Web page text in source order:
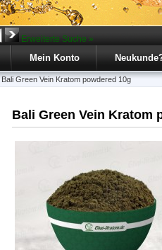
Erweiterte Suche »
Mein Konto
Bali Green Vein Kratom powdered 10g
Bali Green Vein Kratom